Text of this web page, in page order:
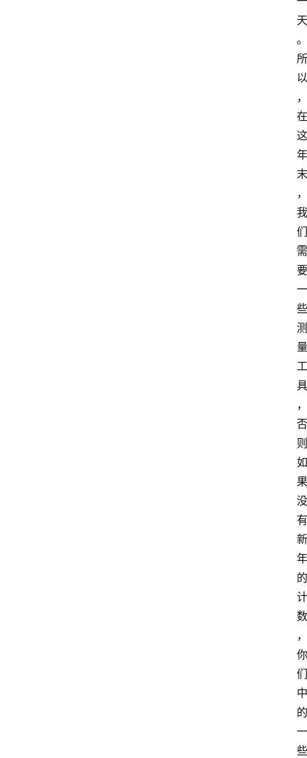
天
。
所
以
，
在
这
年
末
，
我
们
需
要
一
些
测
量
工
具
，
否
则
如
果
没
有
新
年
的
计
数
，
你
们
中
的
一
些